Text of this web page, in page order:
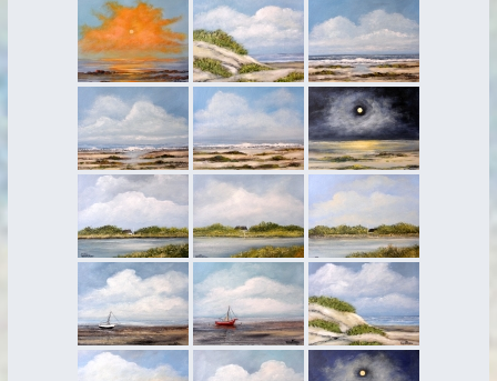
Ausstellungen
Presse
Bücher
Aquarelle & Skizzen
Eine kleine Philosophie der Insel Spiekeroog
Der Taschenphilosoph
Zeit nehmen
Ansichten einer Küste
Eine kleine Philosophie der Insel – in 6 Folgen
Käpt’n Jokas